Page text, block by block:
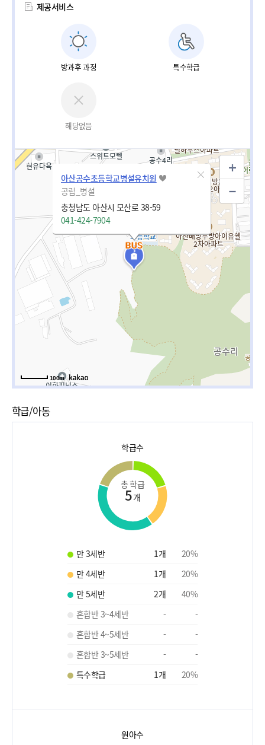
제공서비스
방과후 과정 특수학급
해당없음
아산공수초등학교병설유치원
공립_병설
충청남도 아산시 모산로 38-59
041-424-7904
100m
학급/아동
학급수
총 학급
5개
만 3세반 1개 20%
만 4세반
1개 20%
만 5세반
2개 40%
혼합반 3~4세반
-
-
혼합반 4~5세반
-
-
혼합반 3~5세반
-
-
특수학급
1개 20%
원아수